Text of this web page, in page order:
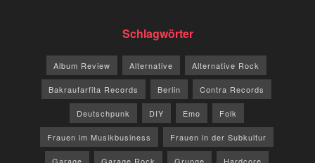
Schlagwörter
Album Review Alternative Alternative Rock
Bakraufarfita Records Berlin Contra Records
Deutschpunk DIY Emo Folk
Frauen im Musikbusiness Frauen in der Subkultur